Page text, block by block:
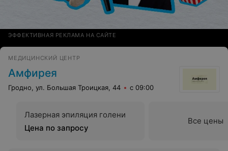
ЭФФЕКТИВНАЯ РЕКЛАМА НА САЙТЕ
МЕДИЦИНСКИЙ ЦЕНТР
Амфирея
Гродно, ул. Большая Троицкая, 44 с 09:00
Лазерная эпиляция голени
Цена по запросу
Все цены